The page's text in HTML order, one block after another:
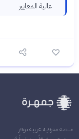
عالية المعايير
منصة معرفية عربية توفر